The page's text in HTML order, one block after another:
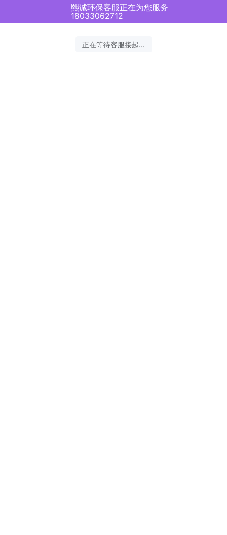
熙诚环保客服正在为您服务
18033062712
正在等待客服接起...